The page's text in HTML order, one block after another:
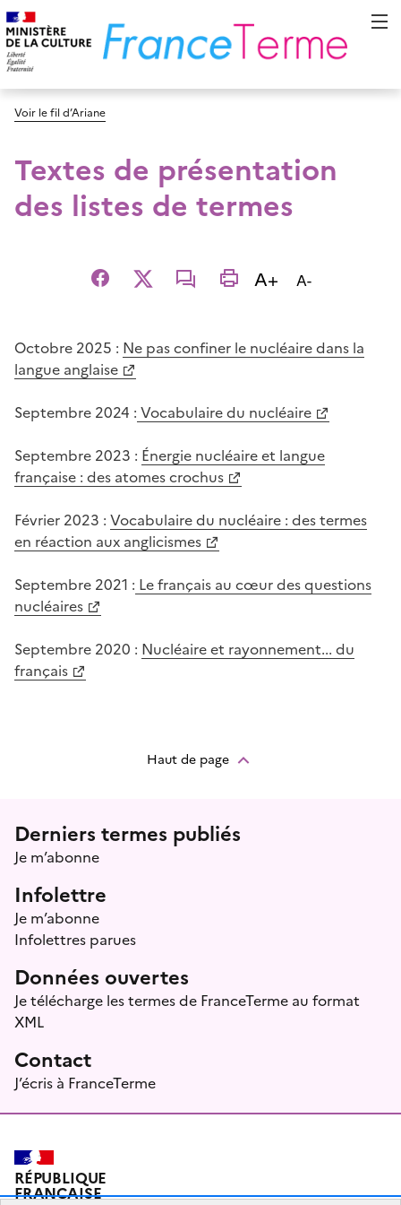
Voir le fil d’Ariane
Textes de présentation
des listes de termes
Facebook
X email imprimer
A+ Augmenter
A-Diminuer la
Octobre 2025 : Ne pas confiner le nucléaire dans la
langue anglaise
Septembre 2024 : Vocabulaire du nucléaire
Septembre 2023 : Énergie nucléaire et langue
française : des atomes crochus
Février 2023 : Vocabulaire du nucléaire : des termes
en réaction aux anglicismes
Septembre 2021 : Le français au cœur des questions
nucléaires
Septembre 2020 : Nucléaire et rayonnement... du
français
Haut de page
Menu prefooter
Derniers termes publiés
Je m’abonne
Infolettre
Je m’abonne
Infolettres parues
Données ouvertes
Je télécharge les termes de FranceTerme au format
XML
Contact
J’écris à FranceTerme
RÉPUBLIQUE
FRANÇAISE